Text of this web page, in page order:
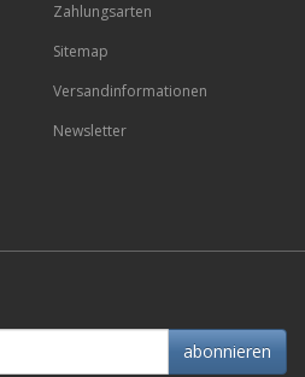
Zahlungsarten
Sitemap
Versandinformationen
Newsletter
abonnieren